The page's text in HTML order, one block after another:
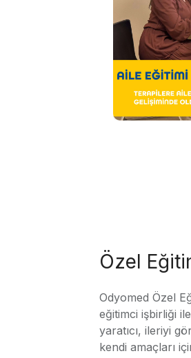
Özel
Odyomed Özel
eğitimci işbirliği
yaratıcı, ileriyi
kendi amaçları